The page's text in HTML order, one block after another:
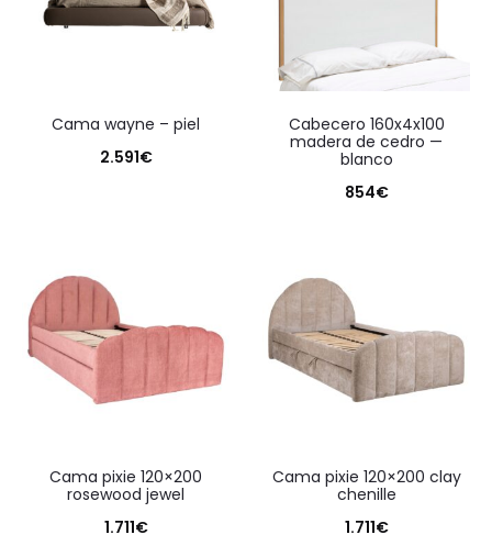
cama wayne – piel
2.591€
cabecero 160x4x100
madera de cedro —
blanco
854€
cama pixie 120×200
rosewood jewel
1.711€
cama pixie 120×200 clay
chenille
1.711€